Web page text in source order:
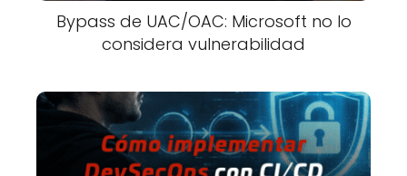
Bypass de UAC/OAC: Microsoft no lo
considera vulnerabilidad